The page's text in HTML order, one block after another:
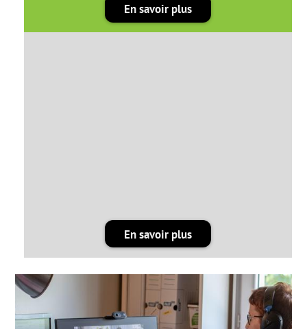
En savoir plus
En savoir plus